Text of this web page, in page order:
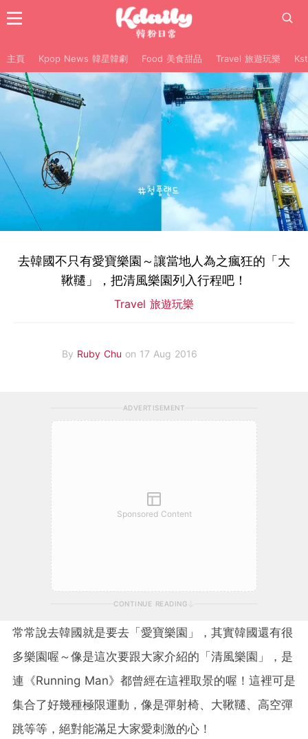
主頁 Kpop News 韓星韓劇 Food 美食甜品 Travel 旅遊玩樂
去韓國不只有愛寶樂園～讓當地人為之瘋狂的「大
鞦韆」，把清風樂園列入行程吧！
Travel 旅遊玩樂
By Ruby Chu on 17 Aug 2016
ADVERTISEMENT
Sponsored Content
CONTINUE READING
常常說去韓國就是要去「愛寶樂園」，其實韓國還有很
多樂園喔～像是這次要跟大家介紹的「清風樂園」，是
連《Running Man》都曾經在這裡取景的喔！這裡可是
集合了好幾種極限運動，像是彈射椅、大鞦韆、高空彈
跳等等，絕對能滿足大家愛刺激的心！